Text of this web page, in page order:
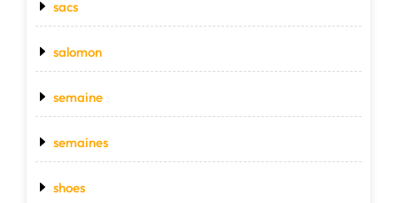
sacs
salomon
semaine
semaines
shoes